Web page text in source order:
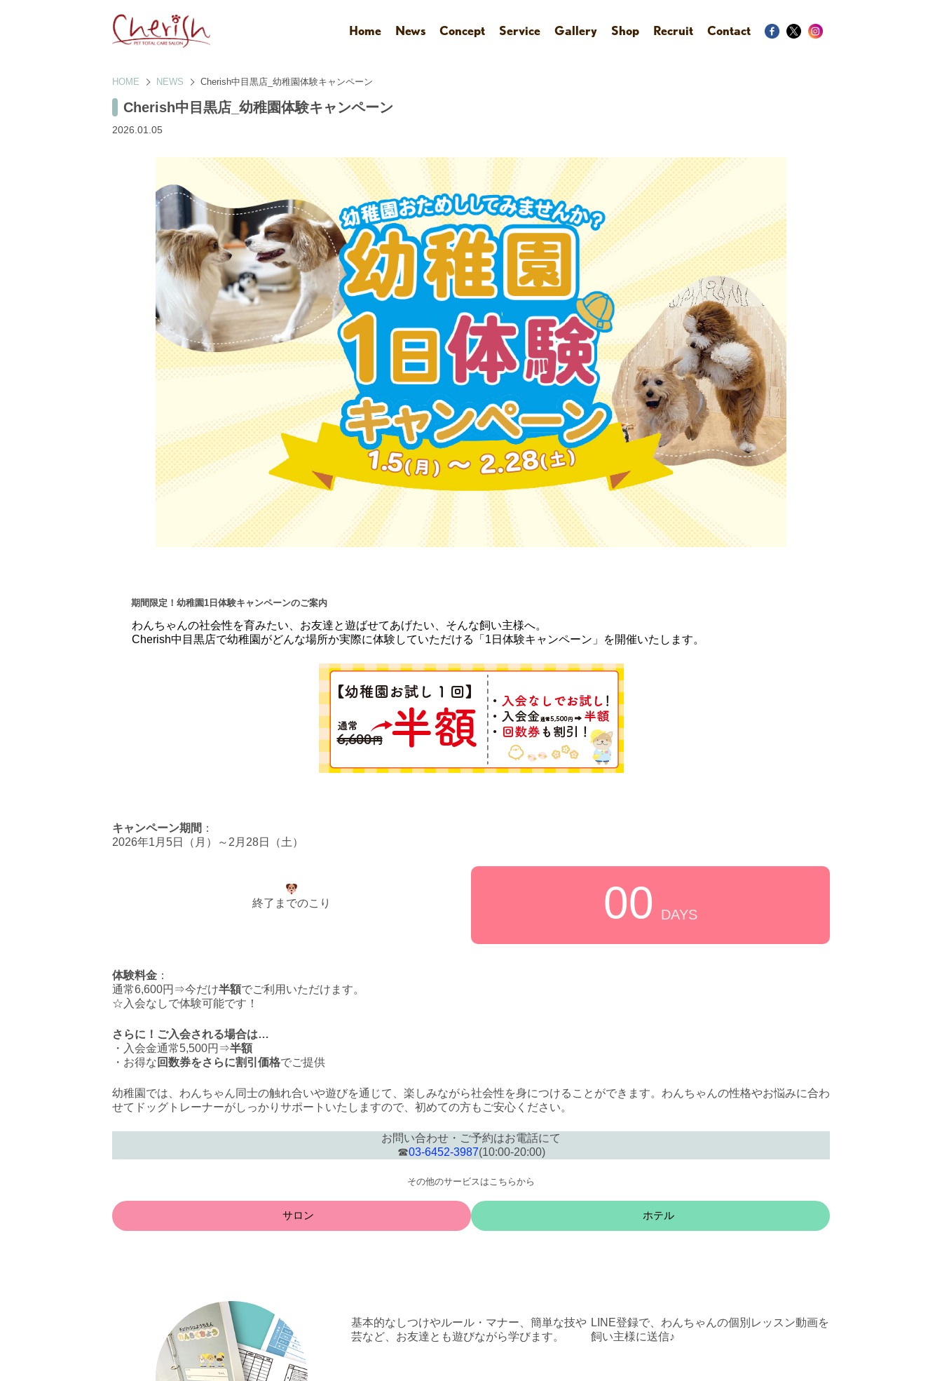
Home News Concept Service Gallery Shop Recruit Contact
HOME NEWS Cherish中目黒店_幼稚園体験キャンペーン
Cherish中目黒店_幼稚園体験キャンペーン
2026.01.05
期間限定！幼稚園1日体験キャンペーンのご案内
わんちゃんの社会性を育みたい、お友達と遊ばせてあげたい、そんな飼い主様へ。
Cherish中目黒店で幼稚園がどんな場所か実際に体験していただける「1日体験キャンペーン」を開催いたします。
キャンペーン期間 ：
2026年1月5日（月）～2月28日（土）
終了までのこり 00 DAYS
体験料金 ：
通常6,600円⇒今だけ半額でご利用いただけます。
☆入会なしで体験可能です！
さらに！ご入会される場合は…
・入会金通常5,500円⇒半額
・お得な 回数券をさらに割引価格でご提供
幼稚園では、わんちゃん同士の触れ合いや遊びを通じて、楽しみながら社会性を身につけることができます。わんちゃんの性格やお悩みに合わ
せてドッグトレーナーがしっかりサポートいたしますので、初めての方もご安心ください。
お問い合わせ・ご予約はお電話にて
☎03-6452-3987(10:00-20:00)
その他のサービスはこちらから
サロン
カ
ラ
ム
ホテル
基本的なしつけやルール・マナー、簡単な技や
芸など、お友達とも遊びながら学びます。
LINE登録で、わんちゃんの個別レッスン動画を
飼い主様に送信♪